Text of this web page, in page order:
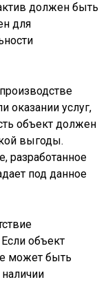
должен быть
для
оказании услуг,
объект должен
выгоды.
разработанное
под данное
объект
может быть